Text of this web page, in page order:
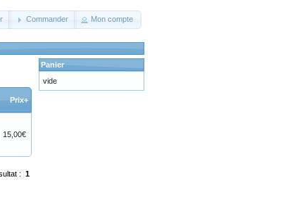
Commander Mon compte
Prix+
15,00€
: 1
Panier
vide